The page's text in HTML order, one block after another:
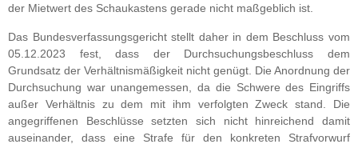
der Mietwert des Schaukastens gerade nicht maßgeblich ist.
Das Bundesverfassungsgericht stellt daher in dem Beschluss vom
05.12.2023 fest, dass der Durchsuchungsbeschluss dem
Grundsatz der Verhältnismäßigkeit nicht genügt. Die Anordnung der
Durchsuchung war unangemessen, da die Schwere des Eingriffs
außer Verhältnis zu dem mit ihm verfolgten Zweck stand. Die
angegriffenen Beschlüsse setzten sich nicht hinreichend damit
auseinander, dass eine Strafe für den konkreten Strafvorwurf